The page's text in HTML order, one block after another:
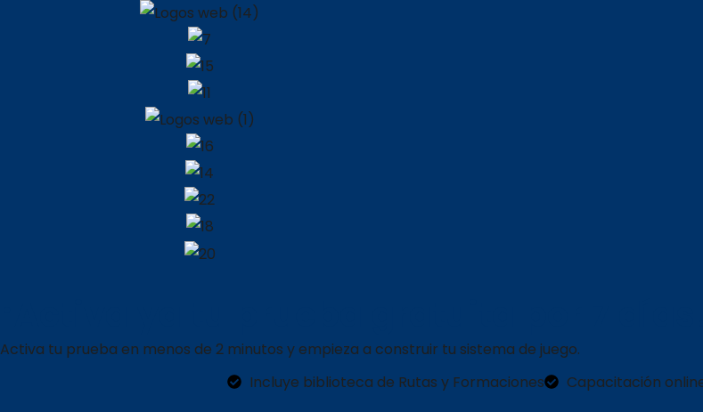
Activa tu prueba en menos de 2 minutos y empieza a construir tu sistema de juego.
Incluye biblioteca de Rutas y Formaciones
Capacitación